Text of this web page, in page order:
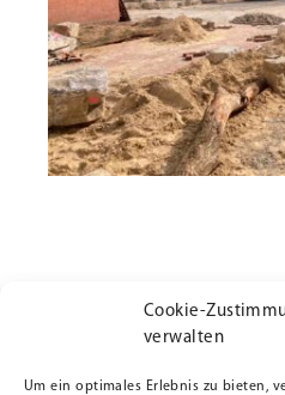
Cookie-
verwalten
Um ein optimales Erlebnis zu bieten,